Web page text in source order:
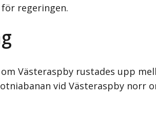
regeringen.
Västeraspby rustades upp
vid Västeraspby norr